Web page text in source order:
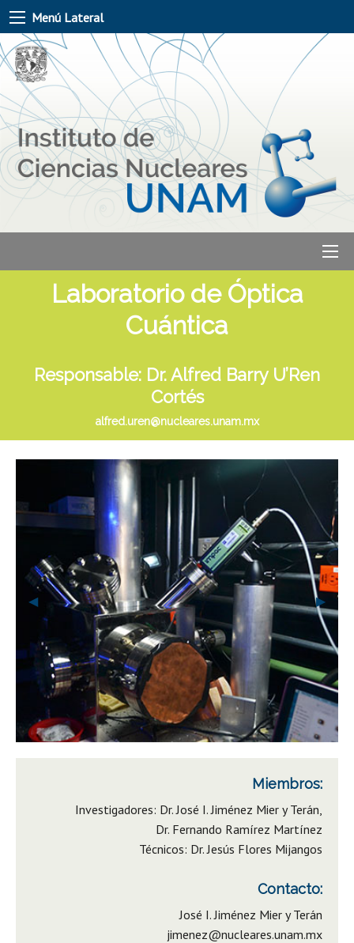
Menú Lateral
Laboratorio de Óptica
Cuántica
Responsable: Dr. Alfred Barry U’Ren
Cortés
alfred.uren@nucleares.unam.mx
Previous Slide
◀︎ Next
▶︎
Miembros:
Investigadores: Dr. José I. Jiménez Mier y Terán,
Dr. Fernando Ramírez Martínez
Técnicos: Dr. Jesús Flores Mijangos
Contacto:
José I. Jiménez Mier y Terán
jimenez@nucleares.unam.mx